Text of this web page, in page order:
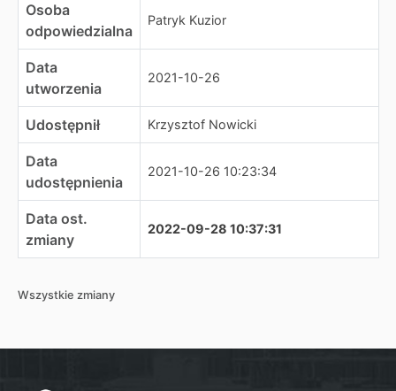
Osoba
odpowiedzialna
Patryk Kuzior
Data
utworzenia
2021-10-26
Udostępnił Krzysztof Nowicki
Data
udostępnienia
2021-10-26 10:23:34
Data ost.
zmiany
2022-09-28 10:37:31
Wszystkie zmiany